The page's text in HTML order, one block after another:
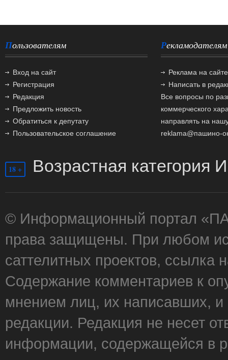
Пользователям
Вход на сайт
Регистрация
Редакция
Предложить новость
Обратиться к депутату
Пользовательское соглашение
Рекламодателям
Реклама на сайте
Написать в
Все вопросы по
коммерческого
направлять на
reklama@пашино-
18 + Возрастная категория
© Информационный портал
права защищены. При любом
саттелитных проектов,
Содержание комментариев к
мнением лиц, их написавших,
редакции. Редакция не несет
информации, содержащейся в